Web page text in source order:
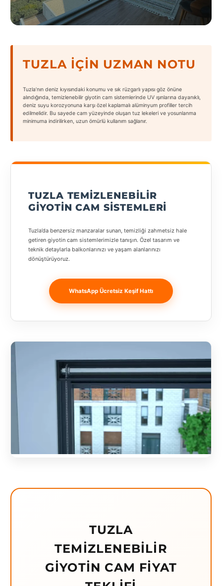
TUZLA İÇIN UZMAN NOTU
Tuzla’nın deniz kıyısındaki konumu ve sık rüzgarlı yapısı göz önüne
alındığında, temizlenebilir giyotin cam sistemlerinde UV ışınlarına dayanıklı,
deniz suyu korozyonuna karşı özel kaplamalı alüminyum profiller tercih
edilmelidir. Bu sayede cam yüzeyinde oluşan tuz lekeleri ve yosunlanma
minimuma indirilirken, uzun ömürlü kullanım sağlanır.
TUZLA TEMIZLENEBILIR
GIYOTIN CAM SISTEMLERI
Tuzla’da benzersiz manzaralar sunan, temizliği zahmetsiz hale
getiren giyotin cam sistemlerimizle tanışın. Özel tasarım ve
teknik detaylarla balkonlarınızı ve yaşam alanlarınızı
dönüştürüyoruz.
WhatsApp Ücretsiz Keşif Hattı
TUZLA
TEMIZLENEBILIR
GIYOTIN CAM FIYAT
States
Tüm
Şehirler
Adana
Antalya
Balıkesir
Banja
Luka
Bingöl
Bosnia and
Bulgaristan
Çanakkale
Diyarbakır
Eskişehir